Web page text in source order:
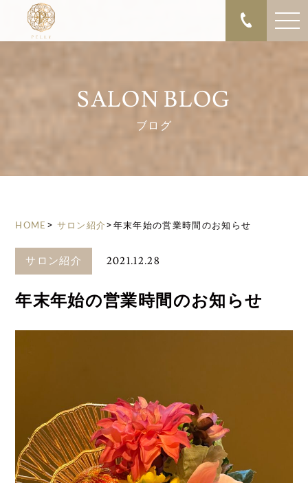
SALON BLOG
ブログ
HOME > サロン紹介 > 年末年始の営業時間のお知らせ
サロン紹介 2021.12.28
年末年始の営業時間のお知らせ